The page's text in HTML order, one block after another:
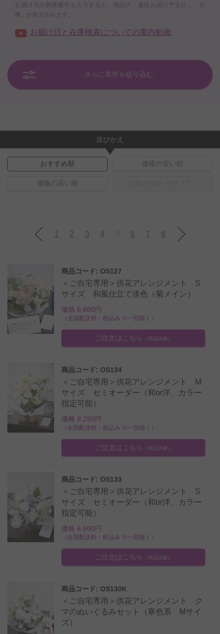
お届け先の郵便番号を入力すると、商品の「最短お届け予定日」「在
庫」が表示されます。
お届け日と在庫検索についての案内動画
さらに条件を絞り込む
並びかえ
おすすめ順 価格の安い順
価格の高い順
1 2 3 4 6 7 8
商品コード: OS127
＜ご自宅専用＞供花アレンジメント S
サイズ 和風仕立て淡色（菊メイン）
価格 6,600円
（全国配送料・税込み ※一部除く）
ご注文はこちら （商品詳細）
商品コード: OS134
＜ご自宅専用＞供花アレンジメント M
サイズ セミオーダー（和or洋、カラー
指定可能）
価格 8,250円
（全国配送料・税込み ※一部除く）
ご注文はこちら （商品詳細）
商品コード: OS133
＜ご自宅専用＞供花アレンジメント S
サイズ セミオーダー（和or洋、カラー
指定可能）
価格 6,600円
（全国配送料・税込み ※一部除く）
ご注文はこちら （商品詳細）
商品コード: OS130K
＜ご自宅専用＞供花アレンジメント ク
マのぬいぐるみセット（寒色系 Mサイ
ズ）